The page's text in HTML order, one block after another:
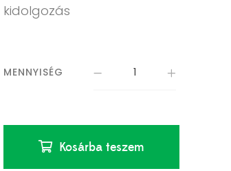
kidolgozás
MENNYISÉG
Kosárba teszem